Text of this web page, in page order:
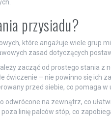
przysiadu?
które angażuje wiele grup
zasad dotyczących
zacząć od prostego stania z
ćwiczenie – nie powinno się ich
przed siebie, co pomaga w
odwrócone na zewnątrz, co
linię palców stóp, co